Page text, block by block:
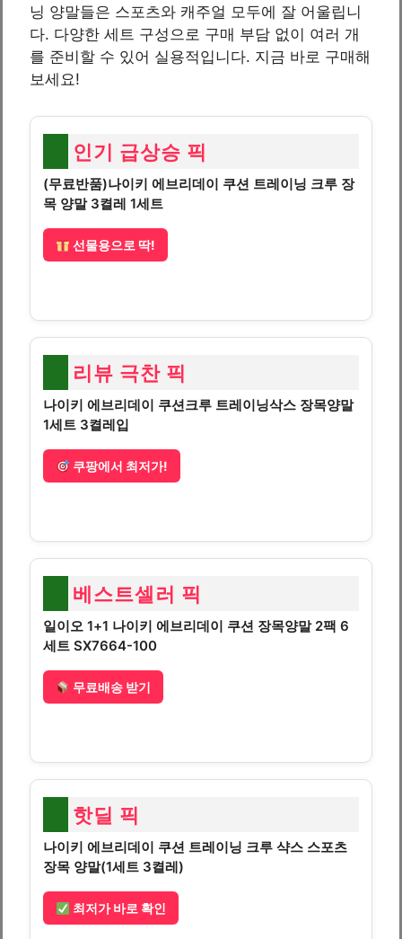
닝 양말들은 스포츠와 캐주얼 모두에 잘 어울립니
다. 다양한 세트 구성으로 구매 부담 없이 여러 개
를 준비할 수 있어 실용적입니다. 지금 바로 구매해
보세요!
인기 급상승 픽
(무료반품)나이키 에브리데이 쿠션 트레이닝 크루 장
목 양말 3켤레 1세트
선물용으로 딱!
리뷰 극찬 픽
나이키 에브리데이 쿠션크루 트레이닝삭스 장목양말
1세트 3켤레입
쿠팡에서 최저가!
베스트셀러 픽
일이오 1+1 나이키 에브리데이 쿠션 장목양말 2팩 6
세트 SX7664-100
무료배송 받기
핫딜 픽
나이키 에브리데이 쿠션 트레이닝 크루 샥스 스포츠
장목 양말(1세트 3켤레)
최저가 바로 확인